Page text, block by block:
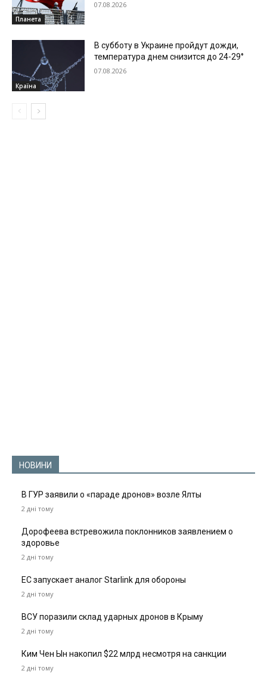
Планета
07.08.2026
Країна
В субботу в Украине пройдут дожди,
температура днем снизится до 24-29°
07.08.2026
НОВИНИ
В ГУР заявили о «параде дронов» возле Ялты
2 дні тому
Дорофеева встревожила поклонников заявлением о
здоровье
2 дні тому
ЕС запускает аналог Starlink для обороны
2 дні тому
ВСУ поразили склад ударных дронов в Крыму
2 дні тому
Ким Чен Ын накопил $22 млрд несмотря на санкции
2 дні тому